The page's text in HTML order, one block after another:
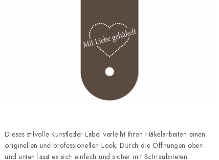
Dieses stilvolle Kunstleder-Label verleiht Ihren Häkelarbeiten einen
originellen und professionellen Look. Durch die Öffnungen oben
und unten lässt es sich einfach und sicher mit Schraubnieten